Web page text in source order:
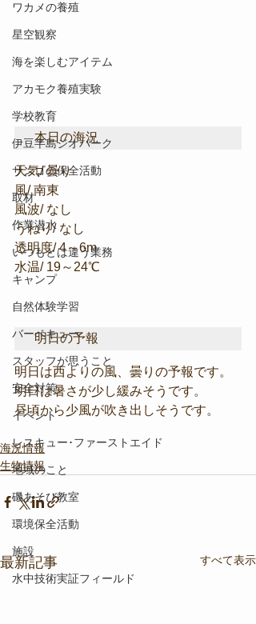
ワカメの養殖
星空観察
海を楽しむアイテム
アカモク養殖実験
学校教育
伊豆半島ジオパーク
サンゴの保全活動
取材
作業潜水
いつもとは違う業務
キャンプ
自然体験学習
バーベキュー
スタッフが思うこと
安全対策
イベント
レスキュー･ファーストエイド
地域のこと
磯あそび教室
環境保全活動
施設
水中技術実証フィールド
本日の海況
天気/ 曇り
風/ 南東
風波/ なし
うねり/ なし
透明度/ 4～6m
水温/ 19～24℃
明日の予報
明日は西よりの風、曇りの予報です。
明日は暑さが少し緩みそうです。
昼頃から少風が吹き出しそうです。
海況情報
生物情報
最新記事 すべて表示